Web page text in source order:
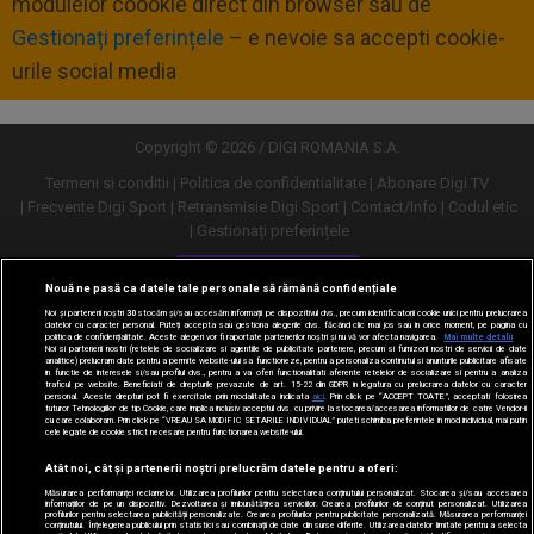
Gestionați preferințele – e nevoie sa accepti cookie-
urile social media
Copyright © 2026 / DIGI ROMANIA S.A.
Termeni si conditii
Politica de confidentialitate
Abonare Digi TV
Frecvente Digi Sport
Retransmisie Digi Sport Contact/Info
Codul etic
Gestionați preferințele
Versiune desktop
Nouă ne pasă ca datele tale personale să rămână confidențiale
Noi și partenerii noștri30stocăm și/sau accesăm informații pe dispozitivul dvs., precum identificatorii cookie unici pentru prelucrarea
datelor cu caracter personal. Puteți accepta sau gestiona alegerile dvs. făcând clic mai jos sau în orice moment, pe pagina cu
politica de confidențialitate. Aceste alegeri vor fi raportate partenerilor noștri și nu vă vor afecta navigarea.
Mai multe detalii
Noi si partenerii nostri (retelele de socializare si agentiile de publicitate partenere, precum si furnizorii nostri de servicii de date
analitice) prelucram date pentru a permite website-ului sa functioneze, pentru a personaliza continutul si anunturile publicitare afisate
in functie de interesele si/sau profilul dvs., pentru a va oferi functionalitati aferente retelelor de socializare si pentru a analiza
traficul pe website. Beneficiati de drepturile prevazute de art. 15-22 din GDPR in legatura cu prelucrarea datelor cu caracter
personal. Aceste drepturi pot fi exercitate prin modalitatea indicata aici. Prin click pe “ACCEPT TOATE”, acceptati folosirea
tuturor Tehnologiilor de tip Cookie, care implica inclusiv acceptul dvs. cu privire la stocarea/accesarea informatiilor de catre Vendor-ii
cu care colaboram. Prin click pe “VREAU SA MODIFIC SETARILE INDIVIDUAL” puteti schimba preferintele in mod individual, mai putin
cele legate de cookie strict necesare pentru functionarea website-ului.
Atât noi, cât și partenerii noștri prelucrăm datele pentru a oferi:
Măsurarea performanței reclamelor. Utilizarea profilurilor pentru selectarea conținutului personalizat. Stocarea și/sau accesarea
informațiilor de pe un dispozitiv. Dezvoltarea și îmbunătățirea serviciilor. Crearea profilurilor de conținut personalizat. Utilizarea
profilurilor pentru selectarea publicității personalizate. Crearea profilurilor pentru publicitate personalizată. Măsurarea performanței
conținutului. Înțelegerea publicului prin statistici sau combinații de date din surse diferite. Utilizarea datelor limitate pentru a selecta